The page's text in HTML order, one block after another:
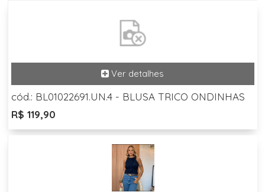
cód.: BL01022691.UN.4 - BLUSA TRICO ONDINHAS
R$ 119,90